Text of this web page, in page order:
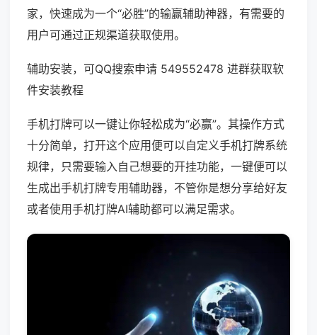
家，快速成为一个“必胜”的输赢辅助神器，有需要的
用户可通过正规渠道获取使用。
辅助安装，可QQ搜索申请 549552478 进群获取软
件安装教程
手机打牌可以一键让你轻松成为“必赢”。其操作方式
十分简单，打开这个应用便可以自定义手机打牌系统
规律，只需要输入自己想要的开挂功能，一键便可以
生成出手机打牌专用辅助器，不管你是想分享给好友
或者使用手机打牌AI辅助都可以满足需求。